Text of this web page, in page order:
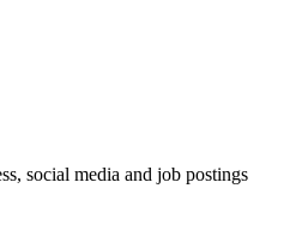
social media and job postings